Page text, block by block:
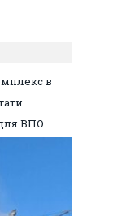
в
ВПО